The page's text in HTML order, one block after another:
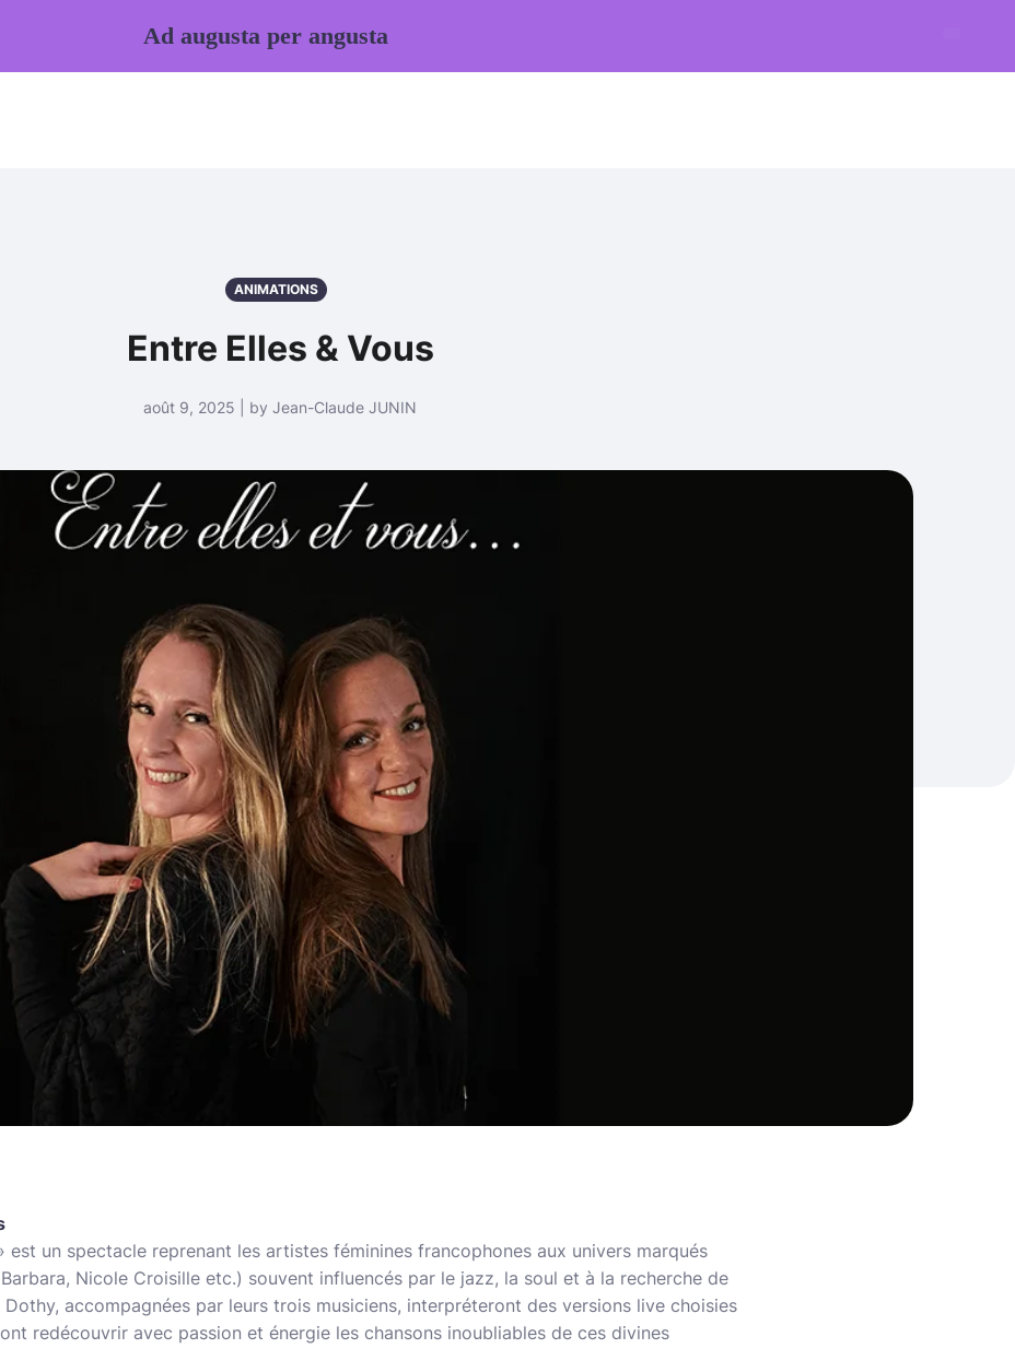
ANIMATIONS
Entre Elles & Vous
août 9, 2025 | by Jean-Claude JUNIN
est un spectacle reprenant les artistes féminines francophones aux univers marqués
Barbara, Nicole Croisille etc.) souvent influencés par le jazz, la soul et à la recherche de
accompagnées par leurs trois musiciens, interpréteront des versions live choisies
redécouvrir avec passion et énergie les chansons inoubliables de ces divines
Ad augusta per angusta